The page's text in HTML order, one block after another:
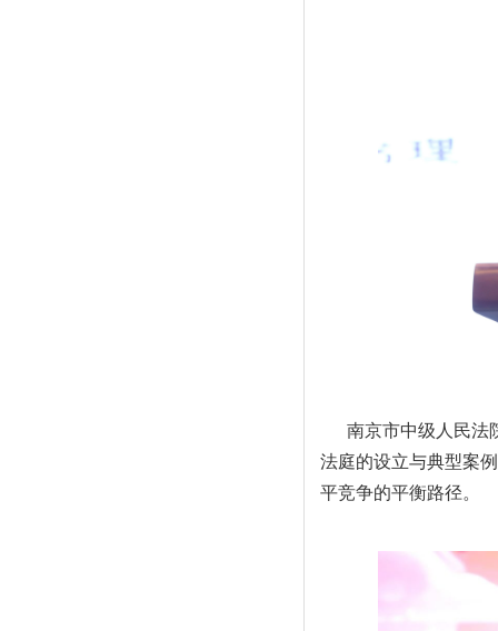
南京市中级人民法
法庭的设立与典型案
平竞争的平衡路径。